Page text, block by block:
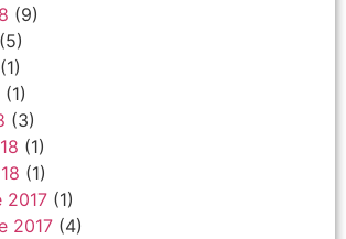
(9)
(5)
(1)
(1)
(3)
(1)
(1)
2017 (1)
2017 (4)